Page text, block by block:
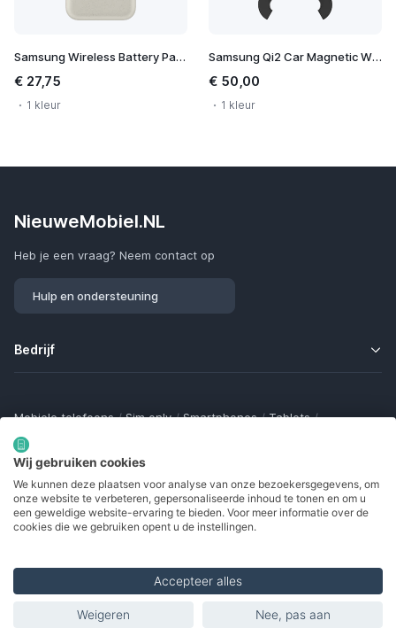
Samsung Wireless Battery Pack 10.000 mAh
€ 27,75
1 kleur
Samsung Qi2 Car Magnetic Wireless Charger
€ 50,00
1 kleur
NieuweMobiel.NL
Heb je een vraag? Neem contact op
Hulp en ondersteuning
Bedrijf
Mobiele telefoons / Sim only / Smartphones / Tablets /
Smartwatches
Bluetooth trackers / Opladers
Samsung Galaxy
Gamingtelefoons / Foldables / Robuuste telefoons /
Seniorentelefoons / Waterdichte telefoons / Refurbished
© 2002 - 2026. Alle rechten voorbehouden
Wij gebruiken cookies
We kunnen deze plaatsen voor analyse van onze bezoekersgegevens, om
onze website te verbeteren, gepersonaliseerde inhoud te tonen en om u
een geweldige website-ervaring te bieden. Voor meer informatie over de
cookies die we gebruiken opent u de instellingen.
Accepteer alles
Weigeren Nee, pas aan